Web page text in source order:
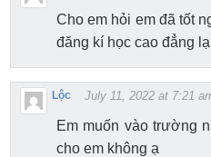
Cho em hỏi em đã tốt
đăng kí học cao đẳng
Lộc July 11, 2022 at 7:21
Em muốn vào trường
cho em không ạ